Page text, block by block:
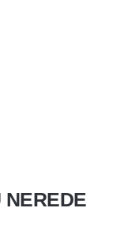
NEREDE